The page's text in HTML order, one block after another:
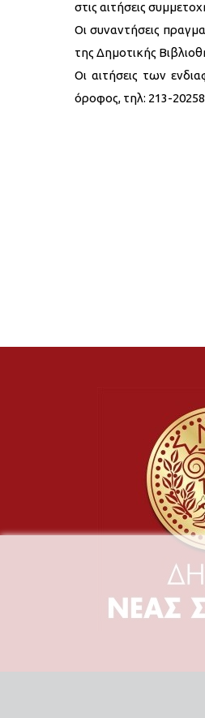
στις αιτήσεις
Οι συναντήσεις
της Δημοτικής
Οι αιτήσεις των
όροφος, τηλ: 213-